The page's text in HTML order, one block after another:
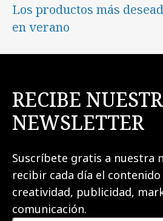
Los productos más
en verano
RECIBE
NEWSLETTER
Suscríbete gratis a nuestra
recibir cada día el
creatividad, publicidad,
comunicación.